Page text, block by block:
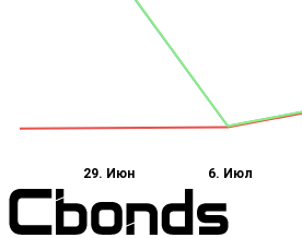
29. Июн 6. Июл